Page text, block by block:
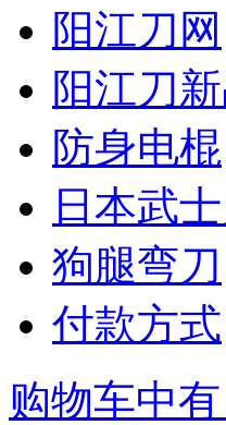
阳江刀网
阳江刀
防身电棍
日本武
狗腿弯刀
付款方式
购物车中